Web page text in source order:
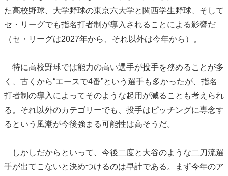
た高校野球、大学野球の東京六大学と関西学生野球、そして
セ・リーグでも指名打者制が導入されることによる影響だ
（セ・リーグは2027年から、それ以外は今年から）。
特に高校野球では能力の高い選手が投手を務めることが多
く、古くから“エースで4番”という選手も多かったが、指名
打者制の導入によってそのような起用が減ることも考えられ
る。それ以外のカテゴリーでも、投手はピッチングに専念す
るという風潮が今後強まる可能性は高そうだ。
しかしだからといって、今後二度と大谷のような二刀流選
手が出てこないと決めつけるのは早計である。まず今年のア